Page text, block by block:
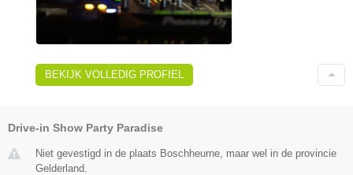
BEKIJK VOLLEDIG PROFIEL
Drive-in Show Party Paradise
Niet gevestigd in de plaats Boschheurne, maar wel in de provincie
Gelderland.